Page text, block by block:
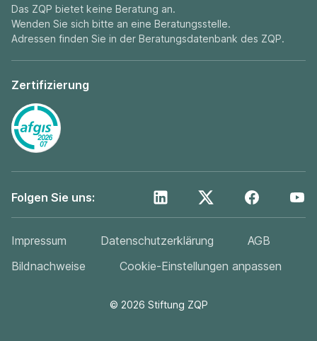
Das ZQP bietet keine Beratung an.
Wenden Sie sich bitte an eine Beratungsstelle.
Adressen finden Sie in der Beratungsdatenbank des ZQP.
Zertifizierung
Folgen Sie uns:
© 2026 Stiftung ZQP
Impressum Datenschutzerklärung
AGB
Bildnachweise
Cookie-Einstellungen anpassen